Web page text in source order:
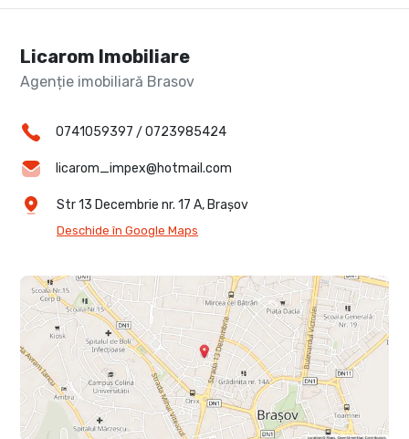
Licarom Imobiliare
Agenție imobiliară Brasov
0741059397 /0723985424
licarom_impex@hotmail.com
Str 13 Decembrie nr. 17 A, Brașov
Deschide în Google Maps